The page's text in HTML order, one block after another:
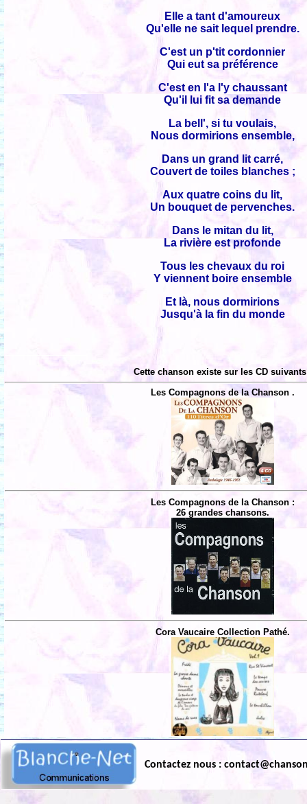
Elle a tant d'amoureux
Qu'elle ne sait lequel prendre.
C'est un p'tit cordonnier
Qui eut sa préférence
C'est en l'a l'y chaussant
Qu'il lui fit sa demande
La bell', si tu voulais,
Nous dormirions ensemble,
Dans un grand lit carré,
Couvert de toiles blanches ;
Aux quatre coins du lit,
Un bouquet de pervenches.
Dans le mitan du lit,
La rivière est profonde
Tous les chevaux du roi
Y viennent boire ensemble
Et là, nous dormirions
Jusqu'à la fin du monde
Cette chanson existe sur les CD
Les Compagnons de la Chanson .
Les Compagnons de la Chanson :
26 grandes chansons.
Cora Vaucaire Collection Pathé.
Contactez nous :